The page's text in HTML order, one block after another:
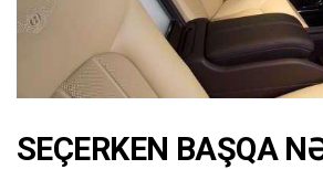
SEÇERKEN BAŞQA